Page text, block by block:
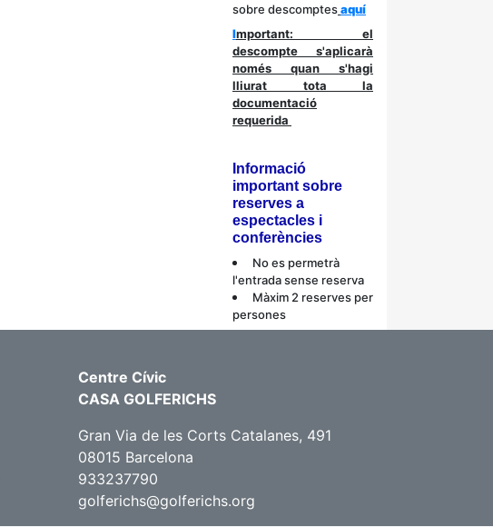
sobre descomptesaquí
Important: el
descompte s'aplicarà
només quan s'hagi
lliurat tota la
documentació
requerida
Informació
important sobre
reserves a
espectacles i
conferències
No es permetrà
l'entrada sense reserva
Màxim 2 reserves per
persones
Centre Cívic
CASA GOLFERICHS
Gran Via de les Corts Catalanes, 491
08015 Barcelona
933237790
golferichs@golferichs.org